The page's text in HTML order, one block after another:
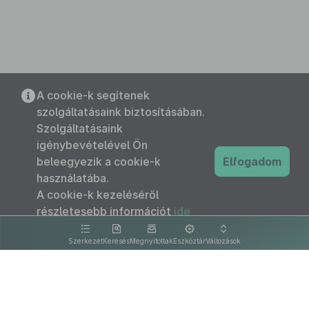
SzerkezetKeresésMegnyitottakEszköztárVáltozások
A cookie-k segítenek
szolgáltatásaink biztosításában.
Szolgáltatásaink
igénybevételével Ön
beleegyezik a cookie-k
használatába.
A cookie-k kezeléséről
részletesebb információt ide
kattintva olvashat.
Elfogadom